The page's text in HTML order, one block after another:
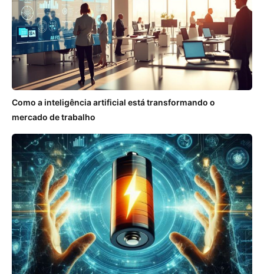
Como a inteligência artificial está transformando o
mercado de trabalho